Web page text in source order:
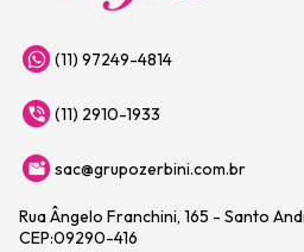
(11) 97249-4814
(11) 2910-1933
sac@grupozerbini.com.br
Rua Ângelo Franchini, 165 - Santo
CEP:09290-416